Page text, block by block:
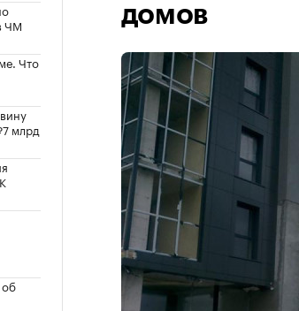
ЧМ
Что
млрд
домов